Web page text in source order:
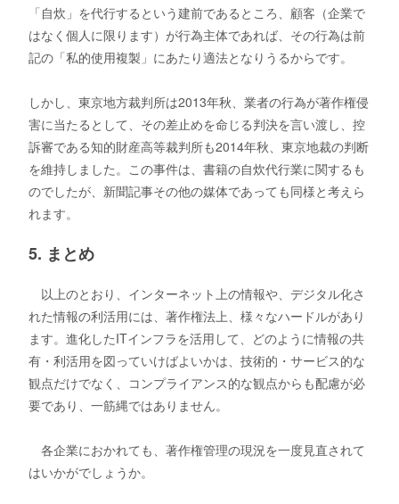
「自炊」を代行するという建前であるところ、顧客（企業で
はなく個人に限ります）が行為主体であれば、その行為は前
記の「私的使用複製」にあたり適法となりうるからです。
しかし、東京地方裁判所は2013年秋、業者の行為が著作権侵
害に当たるとして、その差止めを命じる判決を言い渡し、控
訴審である知的財産高等裁判所も2014年秋、東京地裁の判断
を維持しました。この事件は、書籍の自炊代行業に関するも
のでしたが、新聞記事その他の媒体であっても同様と考えら
れます。
5. まとめ
以上のとおり、インターネット上の情報や、デジタル化さ
れた情報の利活用には、著作権法上、様々なハードルがあり
ます。進化したITインフラを活用して、どのように情報の共
有・利活用を図っていけばよいかは、技術的・サービス的な
観点だけでなく、コンプライアンス的な観点からも配慮が必
要であり、一筋縄ではありません。
各企業におかれても、著作権管理の現況を一度見直されて
はいかがでしょうか。